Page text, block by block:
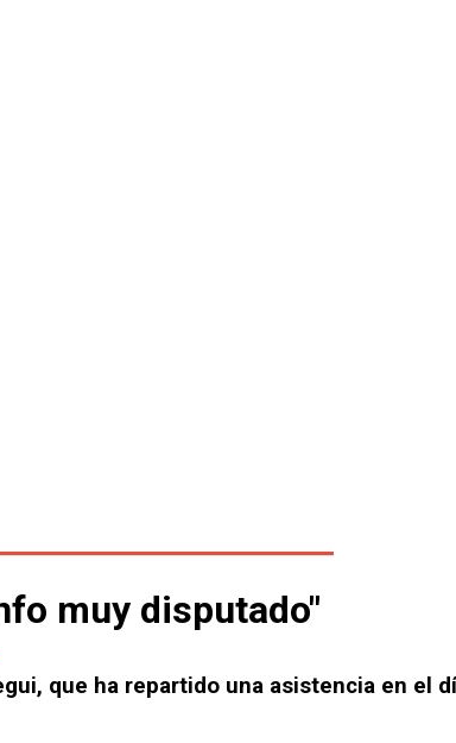
muy disputado"
que ha repartido una asistencia en el